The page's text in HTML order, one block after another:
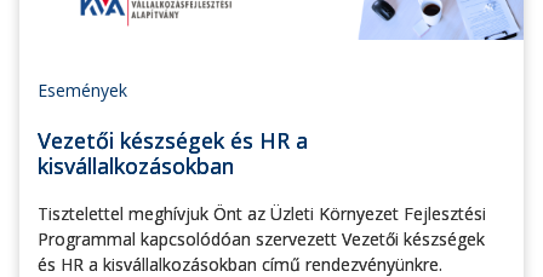
Események
Vezetői készségek és HR a
kisvállalkozásokban
Tisztelettel meghívjuk Önt az Üzleti Környezet Fejlesztési
Programmal kapcsolódóan szervezett Vezetői készségek
és HR a kisvállalkozásokban című rendezvényünkre.